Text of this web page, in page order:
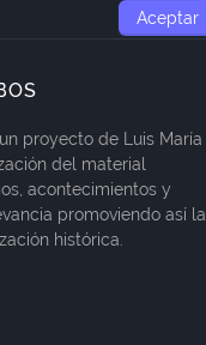
proyecto de Luis María
del material
acontecimientos y
promoviendo así la
histórica.